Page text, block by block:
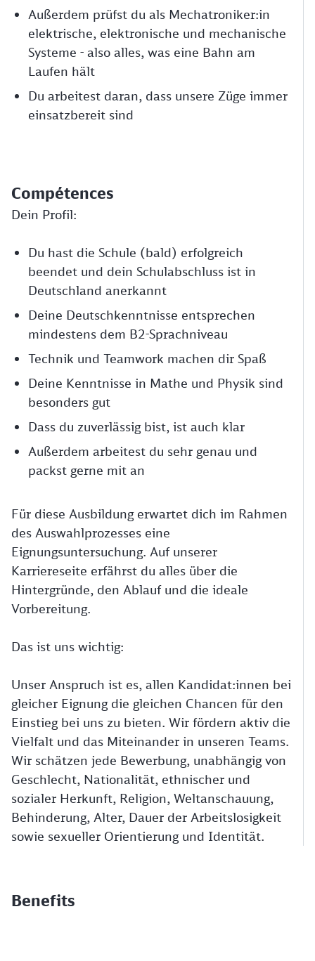
Außerdem prüfst du als Mechatroniker:in
elektrische, elektronische und mechanische
Systeme - also alles, was eine Bahn am
Laufen hält
Du arbeitest daran, dass unsere Züge immer
einsatzbereit sind
Compétences
Dein Profil:
Du hast die Schule (bald) erfolgreich
beendet und dein Schulabschluss ist in
Deutschland anerkannt
Deine Deutschkenntnisse entsprechen
mindestens dem B2-Sprachniveau
Technik und Teamwork machen dir Spaß
Deine Kenntnisse in Mathe und Physik sind
besonders gut
Dass du zuverlässig bist, ist auch klar
Außerdem arbeitest du sehr genau und
packst gerne mit an
Für diese Ausbildung erwartet dich im Rahmen
des Auswahlprozesses eine
Eignungsuntersuchung. Auf unserer
Karriereseite erfährst du alles über die
Hintergründe, den Ablauf und die ideale
Vorbereitung.
Das ist uns wichtig:
Unser Anspruch ist es, allen Kandidat:innen bei
gleicher Eignung die gleichen Chancen für den
Einstieg bei uns zu bieten. Wir fördern aktiv die
Vielfalt und das Miteinander in unseren Teams.
Wir schätzen jede Bewerbung, unabhängig von
Geschlecht, Nationalität, ethnischer und
sozialer Herkunft, Religion, Weltanschauung,
Behinderung, Alter, Dauer der Arbeitslosigkeit
sowie sexueller Orientierung und Identität.
Benefits